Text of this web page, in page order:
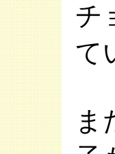
チ
て
ま